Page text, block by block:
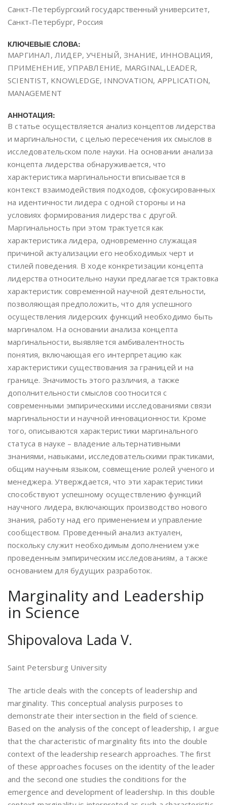
Санкт-Петербургский государственный университет,
Санкт-Петербург, Россия
КЛЮЧЕВЫЕ СЛОВА:
МАРГИНАЛ, ЛИДЕР, УЧЕНЫЙ, ЗНАНИЕ, ИННОВАЦИЯ,
ПРИМЕНЕНИЕ, УПРАВЛЕНИЕ, MARGINAL,LEADER,
SCIENTIST, KNOWLEDGE, INNOVATION, APPLICATION,
MANAGEMENT
АННОТАЦИЯ:
В статье осуществляется анализ концептов лидерства
и маргинальности, с целью пересечения их смыслов в
исследовательском поле науки. На основании анализа
концепта лидерства обнаруживается, что
характеристика маргинальности вписывается в
контекст взаимодействия подходов, сфокусированных
на идентичности лидера с одной стороны и на
условиях формирования лидерства с другой.
Маргинальность при этом трактуется как
характеристика лидера, одновременно служащая
причиной актуализации его необходимых черт и
стилей поведения. В ходе конкретизации концепта
лидерства относительно науки предлагается трактовка
характеристик современной научной деятельности,
позволяющая предположить, что для успешного
осуществления лидерских функций необходимо быть
маргиналом. На основании анализа концепта
маргинальности, выявляется амбивалентность
понятия, включающая его интерпретацию как
характеристики существования за границей и на
границе. Значимость этого различия, а также
дополнительности смыслов соотносится с
современными эмпирическими исследованиями связи
маргинальности и научной инновационности. Кроме
того, описываются характеристики маргинального
статуса в науке – владение альтернативными
знаниями, навыками, исследовательскими практиками,
общим научным языком, совмещение ролей ученого и
менеджера. Утверждается, что эти характеристики
способствуют успешному осуществлению функций
научного лидера, включающих производство нового
знания, работу над его применением и управление
сообществом. Проведенный анализ актуален,
поскольку служит необходимым дополнением уже
проведенным эмпирическим исследованиям, а также
основанием для будущих разработок.
Marginality and Leadership
in Science
Shipovalova Lada V.
Saint Petersburg University
The article deals with the concepts of leadership and
marginality. This conceptual analysis purposes to
demonstrate their intersection in the field of science.
Based on the analysis of the concept of leadership, I argue
that the characteristic of marginality fits into the double
context of the leadership research approaches. The first
of these approaches focuses on the identity of the leader
and the second one studies the conditions for the
emergence and development of leadership. In this double